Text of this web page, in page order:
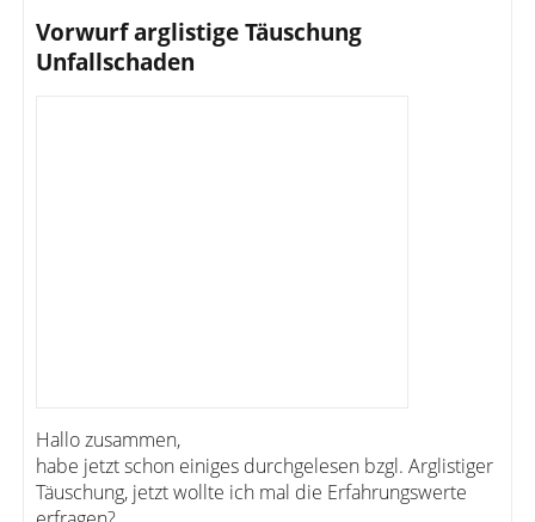
Vorwurf arglistige Täuschung
Unfallschaden
Hallo zusammen,
habe jetzt schon einiges durchgelesen bzgl. Arglistiger
Täuschung, jetzt wollte ich mal die Erfahrungswerte